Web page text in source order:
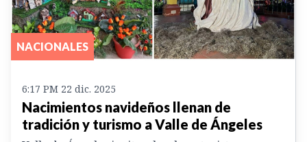
NACIONALES
6:17 PM 22 dic. 2025
Nacimientos navideños llenan de
tradición y turismo a Valle de Ángeles